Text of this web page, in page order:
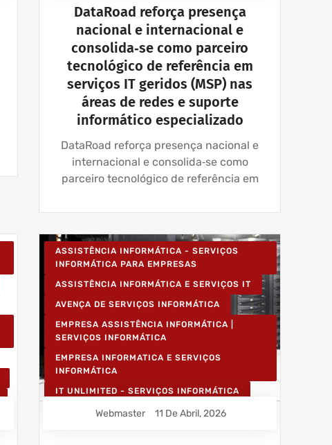
IT UNLIMITED - SERVIÇOS INFORMÁTICA
MANUTENÇÃO INFORMÁTICA EMPRESAS
PROJETOS CABLAGEM E REDES INFORMÁTICA
DataRoad reforça presença
nacional e internacional e
consolida‑se como parceiro
tecnológico de referência em
serviços IT geridos (MSP) nas
áreas de redes e suporte
informático especializado
DataRoad reforça presença nacional e
internacional e consolida‑se como
parceiro tecnológico de referência em
ASSISTÊNCIA INFORMÁTICA - SERVIÇOS
INFORMÁTICA PARA EMPRESAS
ASSISTÊNCIA INFORMÁTICA E SERVIÇOS IT
AVENÇA DE SERVIÇOS INFORMÁTICA
EMPRESA ASSISTÊNCIA INFORMÁTICA |
SERVIÇOS INFORMÁTICA
EMPRESA INFORMATICA E SERVIÇOS
INFORMÁTICA
IT UNLIMITED - SERVIÇOS INFORMÁTICA
MANUTENÇÃO INFORMÁTICA EMPRESAS
Webmaster 11 De Abril, 2026